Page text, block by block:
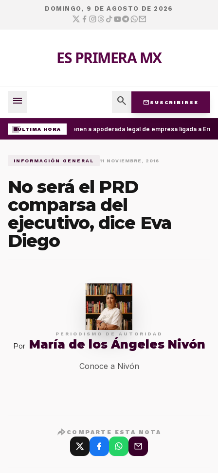
DOMINGO, 9 DE AGOSTO DE 2026
ES PRIMERA MX
menu search mail SUSCRIBIRSE
ÚLTIMA HORADetienen a apoderada legal de empresa ligada a
INFORMACIÓN GENERAL 11 NOVIEMBRE, 2016
No será el PRD
comparsa del
ejecutivo, dice Eva
Diego
PERIODISMO DE AUTORIDAD
Por María de los Ángeles Nivón
Conoce a Nivón
COMPARTE ESTA NOTA